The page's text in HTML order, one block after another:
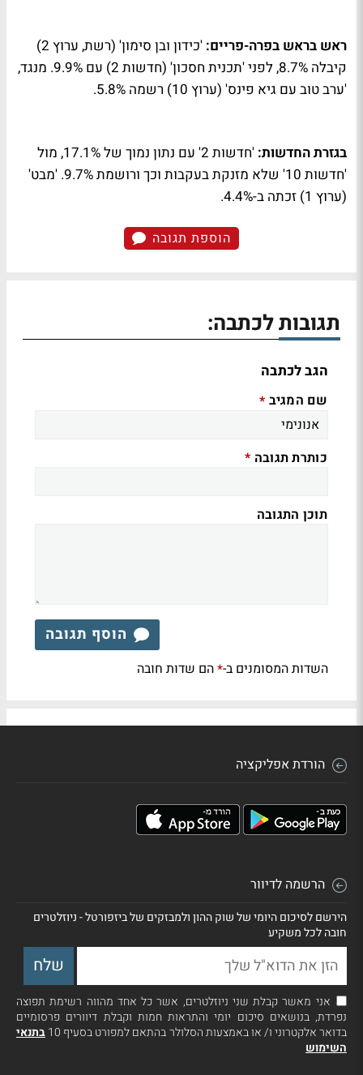
ראש בראש בפרה-פריים:
'כידון ובן סימון' (רשת, ערוץ 2)
קיבלה 8.7%, לפני 'תכנית חסכון' (חדשות 2) עם 9.9%. מנגד,
'ערב טוב עם גיא פינס' (ערוץ 10) רשמה 5.8%.
בגזרת החדשות:
'חדשות 2' עם נתון נמוך של 17.1%, מול
'חדשות 10' שלא מזנקת בעקבות וכך ורושמת 9.7%. 'מבט'
(ערוץ 1) זכתה ב-4.4%.
הוספת תגובה
תגובות לכתבה:
הגב לכתבה
שם המגיב *
כותרת תגובה *
תוכן התגובה
הוסף תגובה
השדות המסומנים ב-*הם שדות חובה
הורדת אפליקציה
הרשמה לדיוור
הירשם לסיכום היומי של שוק ההון ולמבזקים של ביזפורטל - ניוזלטרים
חובה לכל משקיע
אני מאשר קבלת שני ניוזלטרים, אשר כל אחד מהווה רשימת תפוצה
נפרדת, בנושאים סיכום יומי והתראות חמות וקבלת דיוורים פרסומיים
בדואר אלקטרוני ו/ או באמצעות הסלולר בהתאם למפורט בסעיף 10
בתנאי
השימוש